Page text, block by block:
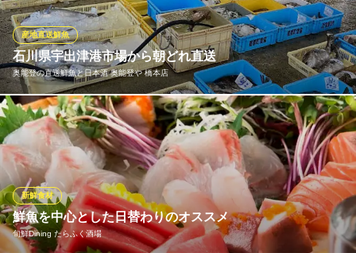
好きなお飲物をミニ鏡割りにてご提供するサービスもございま
す！
※こちらは夜のみのこだわりです。
個室居酒屋 産直素材 粋 ‐iki‐ 相模原駅前店
鮮魚と鍋自慢の個室酒場
ＪＲ横浜線相模原駅南口 徒歩3分
神奈川県相模原市中央区相模原3-8-25 第3JSビル1F
石川県宇出津港市場から朝どれ直送
奥能登の直送鮮魚と日本酒 奥能登や 橋本店
産地直送鮮魚
前田利家も認めた良港、宇出津港。穏やかな波と地形を生かした
定置網で、有名な寒ブリのほかカワハギ、カニなど多くの魚介が
揚がります。鮮度そのままに味わっていただきたい思いから、当
店では漁師さんと直接契約。朝に競り落とされた魚介が、その日
のうちに届きます。
奥能登の直送鮮魚と日本酒 奥能登や 橋本店
直送能登の魚介と日本酒
鮮魚を中心とした日替わりのオススメ
旬鮮Dining たらふく酒場
新鮮食材